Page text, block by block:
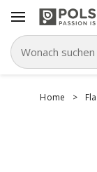
Home >